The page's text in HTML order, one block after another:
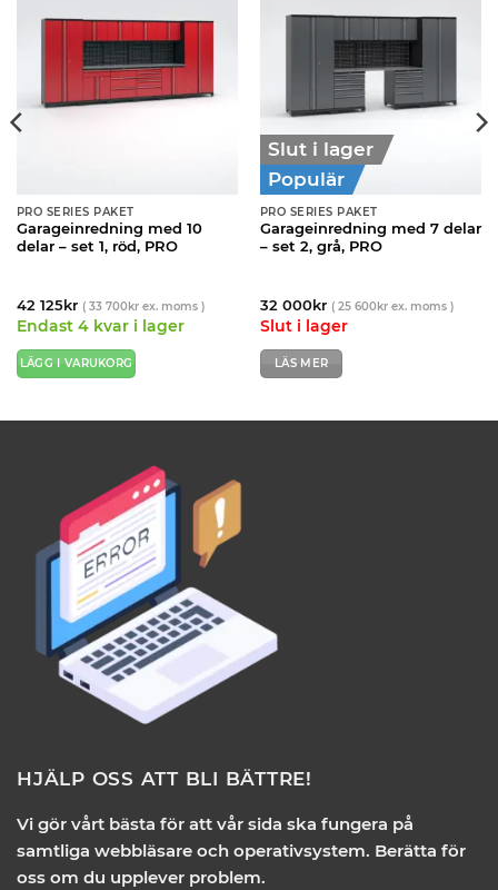
PRO SERIES PAKET
Garageinredning med 10
delar – set 1, röd, PRO
42 125kr ( 33 700krex. moms )
Endast 4 kvar i lager
LÄGG I VARUKORG
Slut i lager
Populär
PRO SERIES PAKET
Garageinredning med 7 delar
– set 2, grå, PRO
32 000kr ( 25 600krex. moms )
Slut i lager
LÄS MER
HJÄLP OSS ATT BLI BÄTTRE!
Vi gör vårt bästa för att vår sida ska fungera på
samtliga webbläsare och operativsystem. Berätta för
oss om du upplever problem.